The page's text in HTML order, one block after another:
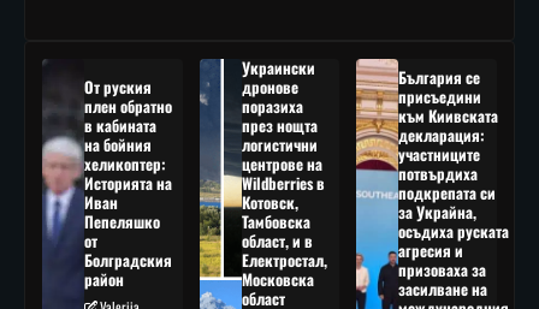
От руския
плен обратно
в кабината
на бойния
хеликоптер:
Историята на
Иван
Пепеляшко
от
Болградския
район
Украински
дронове
поразиха
през нощта
логистични
центрове на
Wildberries в
Котовск,
Тамбовска
област, и в
Електростал,
Московска
област
България се
присъедини
към Киивската
декларация:
участниците
потвърдиха
подкрепата си
за Украйна,
осъдиха руската
агресия и
призоваха за
засилване на